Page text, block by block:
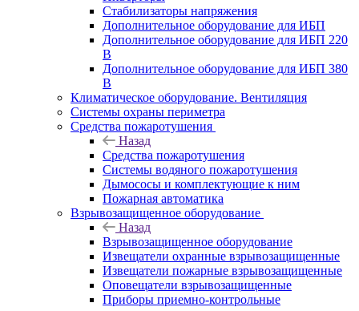
Стабилизаторы напряжения
Дополнительное оборудование для ИБП
Дополнительное оборудование для ИБП 220
В
Дополнительное оборудование для ИБП 380
В
Климатическое оборудование. Вентиляция
Системы охраны периметра
Средства пожаротушения
Назад
Средства пожаротушения
Системы водяного пожаротушения
Дымососы и комплектующие к ним
Пожарная автоматика
Взрывозащищенное оборудование
Назад
Взрывозащищенное оборудование
Извещатели охранные взрывозащищенные
Извещатели пожарные взрывозащищенные
Оповещатели взрывозащищенные
Приборы приемно-контрольные